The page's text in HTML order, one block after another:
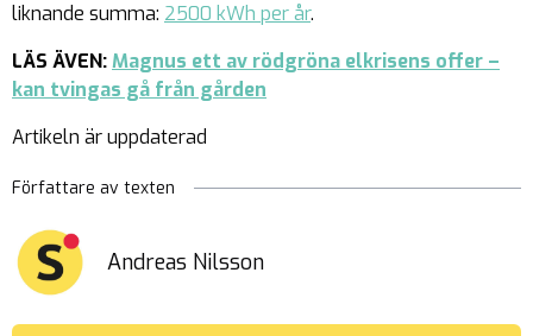
liknande summa: 2500 kWh per år.
LÄS ÄVEN:Magnus ett av rödgröna elkrisens offer –
kan tvingas gå från gården
Artikeln är uppdaterad
Författare av texten
Andreas Nilsson